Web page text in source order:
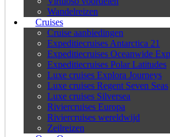
Wandelreizen
Cruises
Cruise aanbiedingen
Expeditiecruises Antarctica 21
Expeditiecruises Oceanwide
Expeditiecruises Polar Latitudes
Luxe cruises Explora Journeys
Luxe cruises Regent Seven Seas
Luxe cruises Silversea
Riviercruises Europa
Riviercruises wereldwijd
Zeilreizen